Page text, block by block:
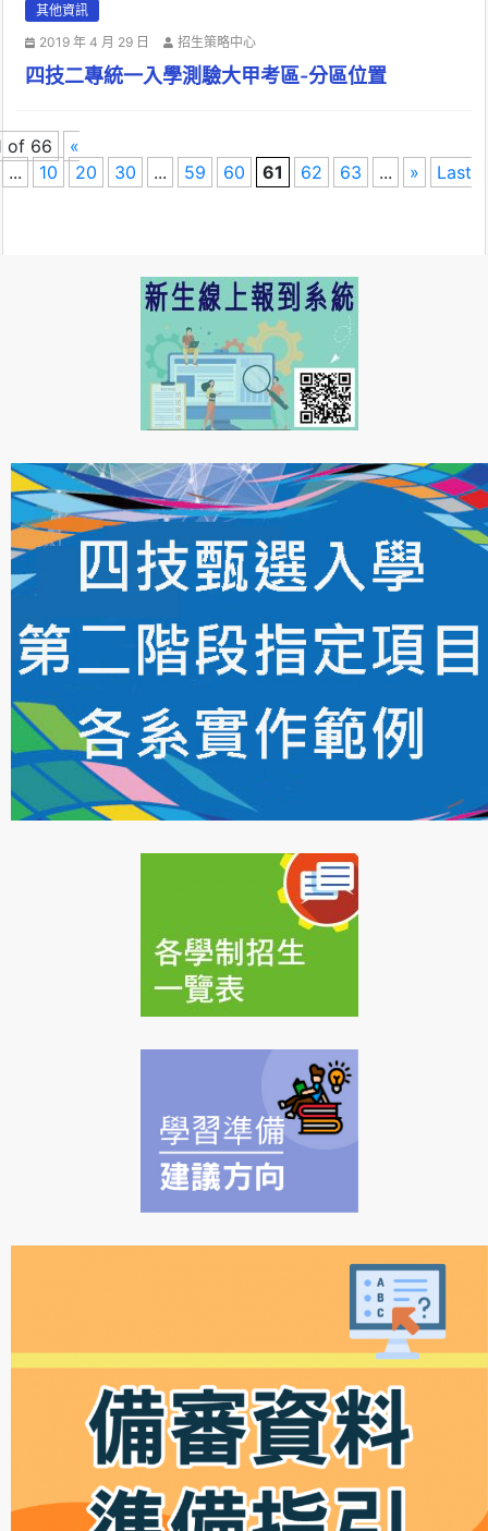
其他資訊
2019 年 4 月 29 日
招生策略中心
四技二專統一入學測驗大甲考區-分區位置
of 66
«
...
10 20 30 ... 59 60 61 62 63 ... » Last